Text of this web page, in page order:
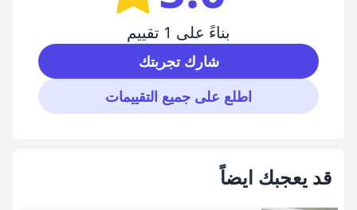
بناءً على 1 تقييم
شارك تجربتك
اطلع على جميع التقييمات
قد يعجبك ايضاً